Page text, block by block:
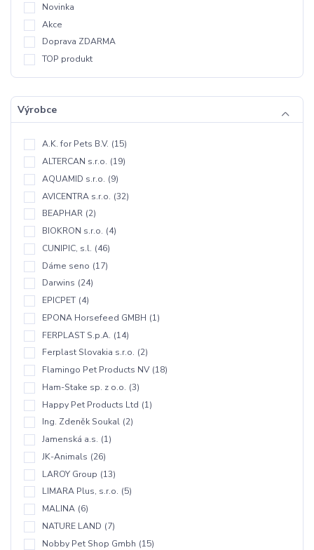
Novinka
Akce
Doprava ZDARMA
TOP produkt
Výrobce
A.K. for Pets B.V. (15)
ALTERCAN s.r.o. (19)
AQUAMID s.r.o. (9)
AVICENTRA s.r.o. (32)
BEAPHAR (2)
BIOKRON s.r.o. (4)
CUNIPIC, s.l. (46)
Dáme seno (17)
Darwins (24)
EPICPET (4)
EPONA Horsefeed GMBH (1)
FERPLAST S.p.A. (14)
Ferplast Slovakia s.r.o. (2)
Flamingo Pet Products NV (18)
Ham-Stake sp. z o.o. (3)
Happy Pet Products Ltd (1)
Ing. Zdeněk Soukal (2)
Jamenská a.s. (1)
JK-Animals (26)
LAROY Group (13)
LIMARA Plus, s.r.o. (5)
MALINA (6)
NATURE LAND (7)
Nobby Pet Shop Gmbh (15)